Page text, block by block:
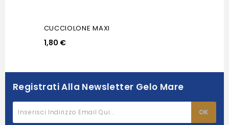
CUCCIOLONE MAXI
1,80 €
Registrati Alla Newsletter Gelo Mare